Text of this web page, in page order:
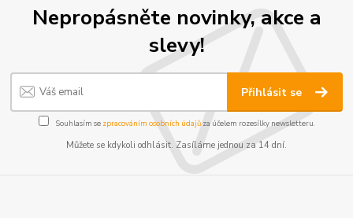
Nepropásněte novinky, akce a
slevy!
Přihlásit se
Souhlasím se zpracováním osobních údajůza účelem rozesílky newsletteru.
Můžete se kdykoli odhlásit. Zasíláme jednou za 14 dní.